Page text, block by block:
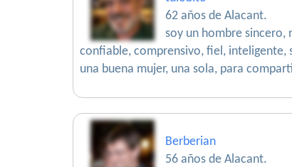
62 años de Alacant.
soy un hombre sincero,
confiable, comprensivo, fiel,
una buena mujer, una sola, para
Berberian
56 años de Alacant.